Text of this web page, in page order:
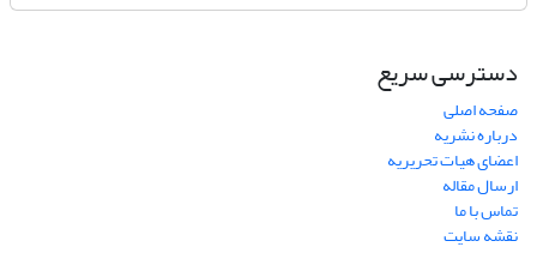
دسترسی سریع
صفحه اصلی
درباره نشریه
اعضای هیات تحریریه
ارسال مقاله
تماس با ما
نقشه سایت